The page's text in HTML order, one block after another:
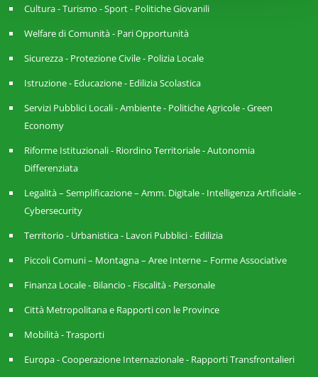
Cultura - Turismo - Sport - Politiche Giovanili
Welfare di Comunità - Pari Opportunità
Sicurezza - Protezione Civile - Polizia Locale
Istruzione - Educazione - Edilizia Scolastica
Servizi Pubblici Locali - Ambiente - Politiche Agricole - Green
Economy
Riforme Istituzionali - Riordino Territoriale - Autonomia
Differenziata
Legalità – Semplificazione – Amm. Digitale - Intelligenza Artificiale -
Cybersecurity
Territorio - Urbanistica - Lavori Pubblici - Edilizia
Piccoli Comuni – Montagna – Aree Interne – Forme Associative
Finanza Locale - Bilancio - Fiscalità - Personale
Città Metropolitana e Rapporti con le Province
Mobilità - Trasporti
Europa - Cooperazione Internazionale - Rapporti Transfrontalieri